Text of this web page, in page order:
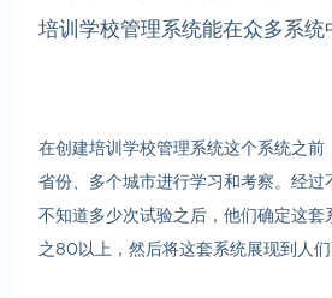
培训学校管理系统能在众多系统
在创建培训学校管理系统这个系统之前
省份、多个城市进行学习和考察。经
不知道多少次试验之后，他们确定这
之80以上，然后将这套系统展现到人们